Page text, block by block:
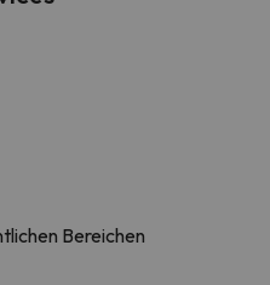
Bereichen